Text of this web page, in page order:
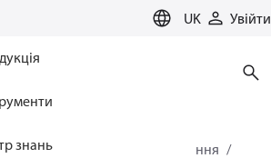
UK Увійти
знань
Кліматичні рішення для опалення